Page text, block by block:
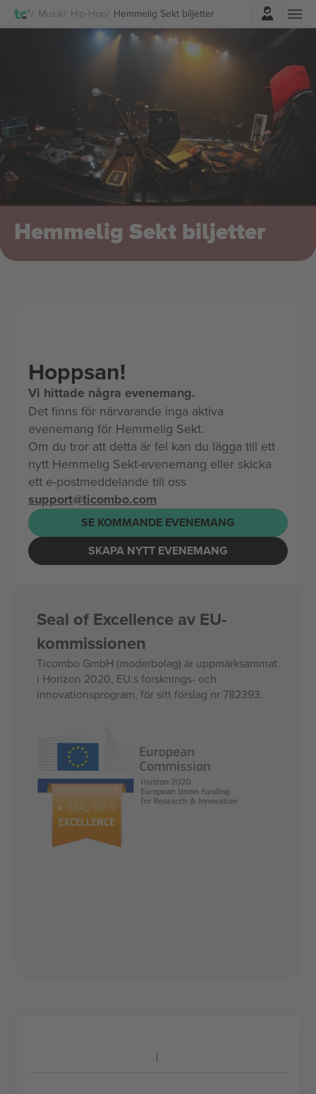
Musik Hip-Hop Hemmelig Sekt biljetter
Logga in
Hemmelig Sekt biljetter
Hoppsan!
Vi hittade några evenemang.
Det finns för närvarande inga aktiva
evenemang för Hemmelig Sekt.
Om du tror att detta är fel kan du lägga till ett
nytt Hemmelig Sekt-evenemang eller skicka
ett e-postmeddelande till oss
support@ticombo.com
SE KOMMANDE EVENEMANG
SKAPA NYTT EVENEMANG
Seal of Excellence av EU-
kommissionen
Ticombo GmbH (moderbolag) är uppmärksammat
i Horizon 2020, EU:s forsknings- och
innovationsprogram, för sitt förslag nr 782393.